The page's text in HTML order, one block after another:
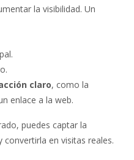
la visibilidad. Un
claro, como la
enlace a la web.
puedes captar la
en visitas reales.